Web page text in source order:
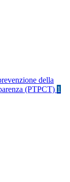
della
(PTPCT) 1